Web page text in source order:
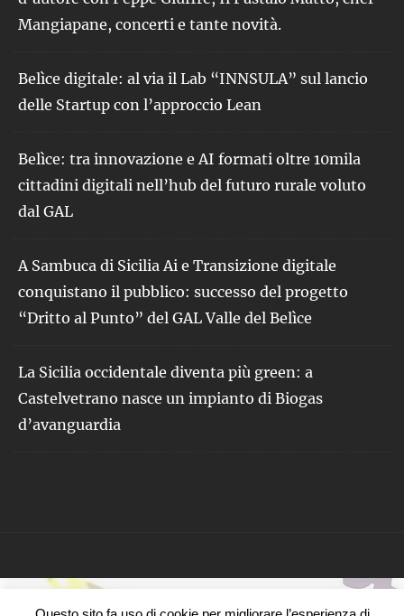
Mangiapane, concerti e tante novità.
Belìce digitale: al via il Lab “INNSULA” sul lancio
delle Startup con l’approccio Lean
Belìce: tra innovazione e AI formati oltre 10mila
cittadini digitali nell’hub del futuro rurale voluto
dal GAL
A Sambuca di Sicilia Ai e Transizione digitale
conquistano il pubblico: successo del progetto
“Dritto al Punto” del GAL Valle del Belìce
La Sicilia occidentale diventa più green: a
Castelvetrano nasce un impianto di Biogas
d’avanguardia